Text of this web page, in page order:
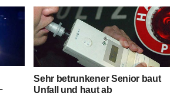
Sehr betrunkener Senior baut
Unfall und haut ab